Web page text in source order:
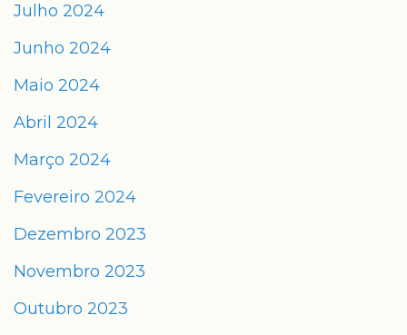
Julho 2024
Junho 2024
Maio 2024
Abril 2024
Março 2024
Fevereiro 2024
Dezembro 2023
Novembro 2023
Outubro 2023